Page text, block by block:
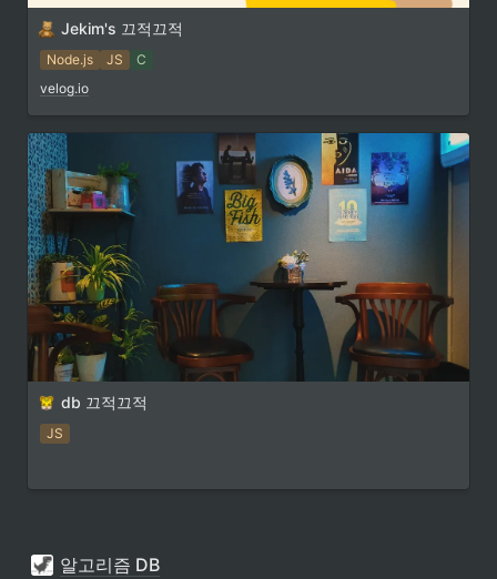
Jekim's 끄적끄적
Node.js JS
C
velog.io
db 끄적끄적
JS
알고리즘 DB